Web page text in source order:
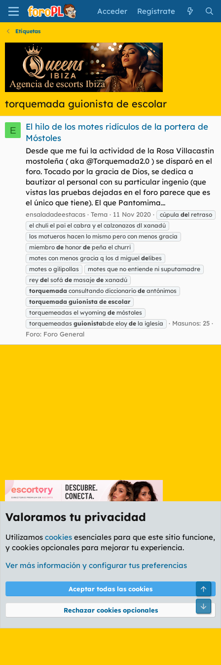
Acceder Regístrate
Etiquetas
torquemada guionista de escolar
E
El hilo de los motes ridículos de la portera de
Móstoles
Desde que me fui la actividad de la Rosa Villacastin
mostoleña ( aka @Torquemada2.0 ) se disparó en el
foro. Tocado por la gracia de Dios, se dedica a
bautizar al personal con su particular ingenio (que
vistas las pruebas dejadas en el foro parece que es
el único que tiene). El que Pantomima...
ensaladadeestacas Tema 11 Nov 2020 cúpula del retraso
el chuli el pai el cabra y el calzonazos dl xanadú
los motueros hacen lo mismo pero con menos gracia
miembro de honor de peña el churri
motes con menos gracia q los d miguel delibes
motes o gilipollas
motes que no entiende ni suputamadre
rey del sofá de masaje de xanadú
torquemada consultando diccionario de antónimos
torquemada guionista de escolar
torquemeadas el wyoming de móstoles
torquemeadas guionistabde eloy de la iglesia
Masunos: 25
Foro: Foro General
Etiquetas
Cookies
PL OLDSTYLE AMARILLO
Términos y reglas Política de privacidad Ayuda
Community platform by XenForo® © 2010-2026 XenForo Ltd.
Valoramos tu privacidad
Utilizamos cookies esenciales para que este sitio funcione,
y cookies opcionales para mejorar tu experiencia.
Ver más información y configurar tus preferencias
Aceptar todas las cookies
Rechazar cookies opcionales
Pie